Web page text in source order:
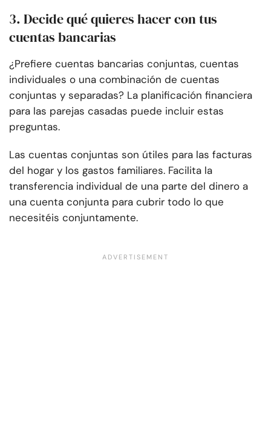
3. Decide qué quieres hacer con tus
cuentas bancarias
¿Prefiere cuentas bancarias conjuntas, cuentas
individuales o una combinación de cuentas
conjuntas y separadas? La planificación financiera
para las parejas casadas puede incluir estas
preguntas.
Las cuentas conjuntas son útiles para las facturas
del hogar y los gastos familiares. Facilita la
transferencia individual de una parte del dinero a
una cuenta conjunta para cubrir todo lo que
necesitéis conjuntamente.